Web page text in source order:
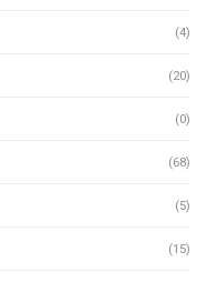
(4)
(20)
(0)
(68)
(5)
(15)